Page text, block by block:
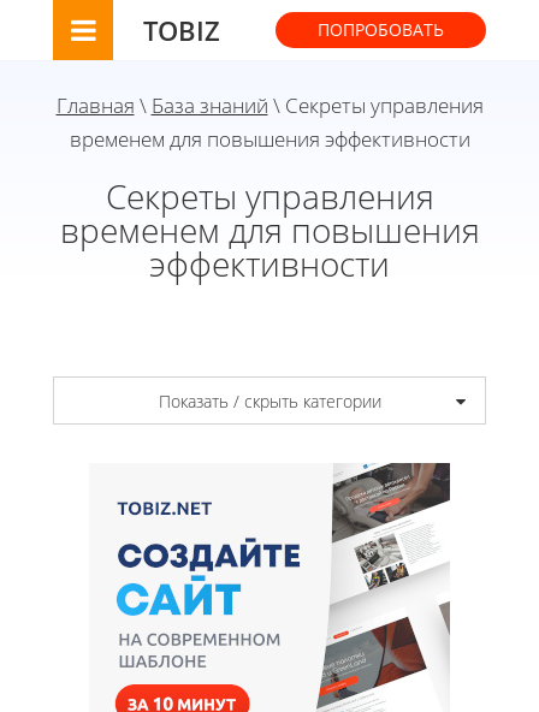
TOBIZ ПОПРОБОВАТЬ
Главная \ База знаний \ Секреты управления
временем для повышения эффективности
Секреты управления
временем для повышения
эффективности
Показать / скрыть категории